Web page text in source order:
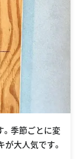
。季節ごとに変
大人気です。